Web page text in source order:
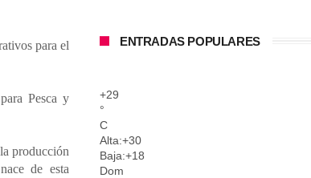
para el
Pesca y
producción
de esta
ENTRADAS POPULARES
+29
°
C
Alta:+30
Baja:+18
Dom